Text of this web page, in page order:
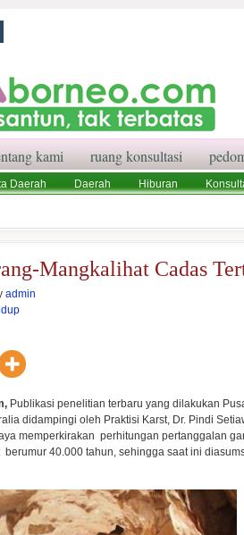
kami ruang konsultasi
Daerah Daerah Hiburan
Mangkalihat Cadas
admin
Publikasi penelitian terbaru yang dilakukan
didampingi oleh Praktisi Karst, Dr. Pindi
memperkirakan perhitungan pertanggalan
40.000 tahun, sehingga saat ini